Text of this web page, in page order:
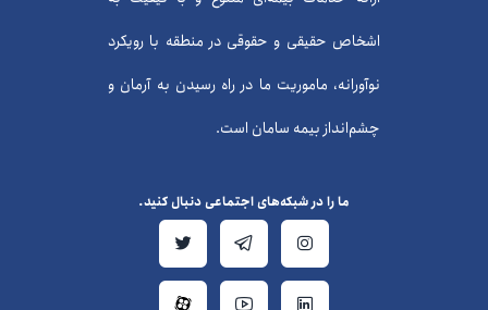
اشخاص حقیقی و حقوقی در منطقه با رویکرد
نوآورانه، ماموریت ما در راه رسیدن به آرمان و
چشم‌انداز بیمه سامان است.
ما را در شبکه‌های اجتماعی دنبال کنید.